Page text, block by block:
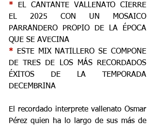
*
EL CANTANTE VALLENATO CIERRE
EL 2025 CON UN MOSAICO
PARRANDERO PROPIO DE LA ÉPOCA
QUE SE AVECINA
*
ESTE MIX NATILLERO SE COMPONE
DE TRES DE LOS MÁS RECORDADOS
ÉXITOS DE LA TEMPORADA
DECEMBRINA
El recordado interprete vallenato Osmar
Pérez quien ha lo largo de sus más de